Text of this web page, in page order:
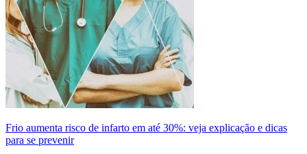
Frio aumenta risco de infarto em até 30%: veja explicação e dicas
para se prevenir